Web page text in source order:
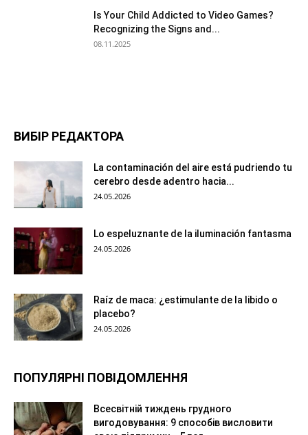
Is Your Child Addicted to Video Games?
Recognizing the Signs and...
08.11.2025
ВИБІР РЕДАКТОРА
La contaminación del aire está pudriendo tu
cerebro desde adentro hacia...
24.05.2026
Lo espeluznante de la iluminación fantasma
24.05.2026
Raíz de maca: ¿estimulante de la libido o
placebo?
24.05.2026
ПОПУЛЯРНІ ПОВІДОМЛЕННЯ
Всесвітній тиждень грудного
вигодовування: 9 способів висловити